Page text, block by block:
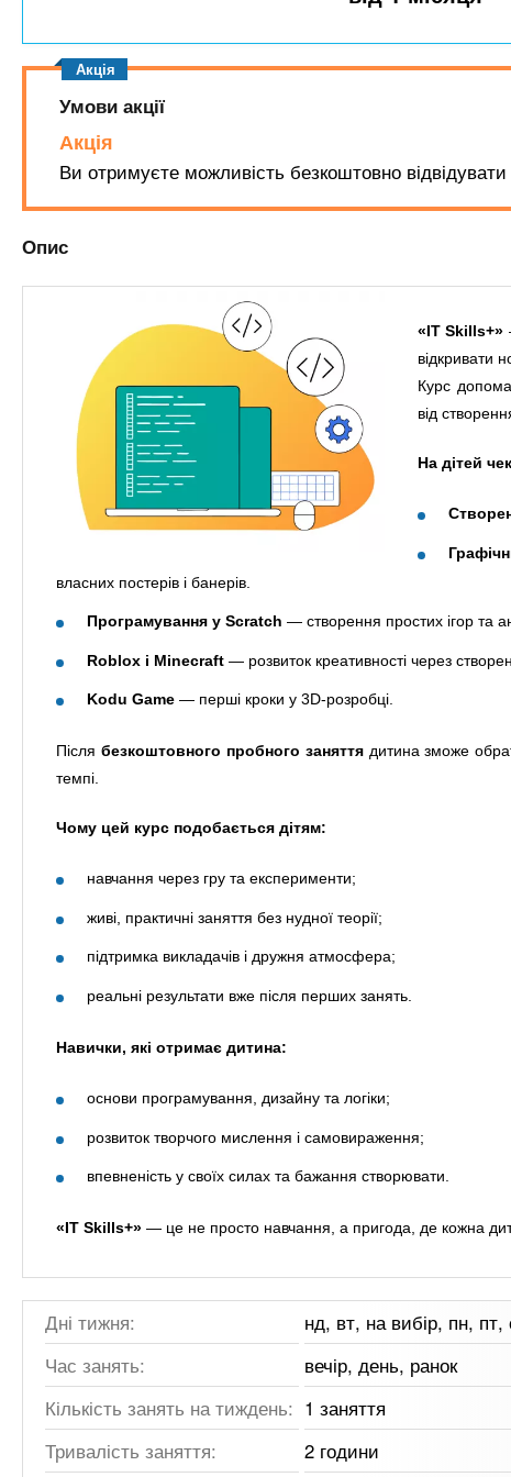
n
t
.
i
х
з
а
д
і
в
Умови акції
Акція
Ви отримуєте можливість безкоштовно
Опис
«IT Skills+»
відкривати
Курс
від
На дітей
власних постерів і банерів.
Програмування у Scratch — створення простих ігор та
Roblox і Minecraft — розвиток креативності через
Kodu Game — перші кроки у 3D-розробці.
Після безкоштовного пробного заняттядитина зможе
темпі.
Чому цей курс подобається дітям:
навчання через гру та експерименти;
живі, практичні заняття без нудної теорії;
підтримка викладачів і дружня атмосфера;
реальні результати вже після перших занять.
Навички, які отримає дитина:
основи програмування, дизайну та логіки;
розвиток творчого мислення і самовираження;
впевненість у своїх силах та бажання створювати.
«IT Skills+» — це не просто навчання, а пригода, де кожна
Дні тижня:
нд, вт, на вибір, пн,
Час занять:
вечір, день, ранок
Кількість занять на тиждень: 1 заняття
Тривалість заняття:
2 години